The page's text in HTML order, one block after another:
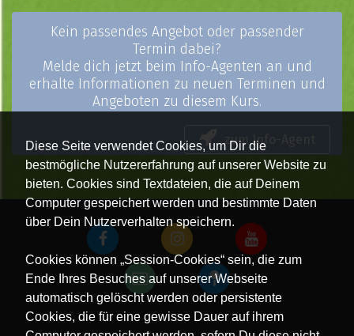
Diese Seite verwendet Cookies, um Dir die
bestmögliche Nutzererfahrung auf unserer Website zu
bieten. Cookies sind Textdateien, die auf Deinem
Computer gespeichert werden und bestimmte Daten
über Dein Nutzerverhalten speichern.
Cookies können „Session-Cookies“ sein, die zum
Ende Ihres Besuches auf unserer Webseite
automatisch gelöscht werden oder persistente
Cookies, die für eine gewisse Dauer auf ihrem
Kein passendes Angebot oder passender
Termin dabei?
Melde dich jetzt beim Info-Agenten an und
erhalte Informationen zu neuen Terminen und
Angeboten zu diesem Kurs.
zum Info-Agent